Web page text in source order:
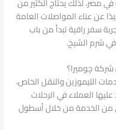
عن عناء المواصلات العامة
سفر راقية تبدأ من باب
في شرم الشيخ.
شركة چوميرا؟
الليموزين والنقل الخاص،
العملاء في الرحلات
من الخدمة من خلال أسطول